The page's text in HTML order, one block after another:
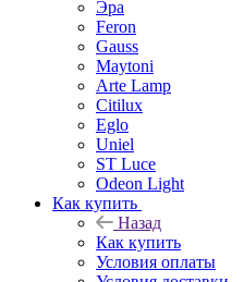
Эра
Feron
Gauss
Maytoni
Arte Lamp
Citilux
Eglo
Uniel
ST Luce
Odeon Light
Как купить
Назад
Как купить
Условия оплаты